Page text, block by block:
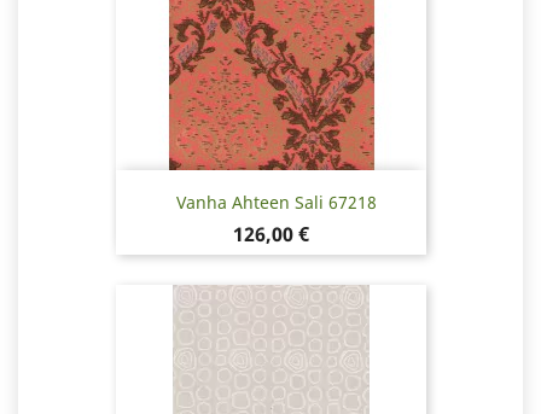
Vanha Ahteen Sali 67218
Hinta
126,00 €